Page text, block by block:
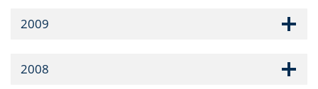
2009
2008